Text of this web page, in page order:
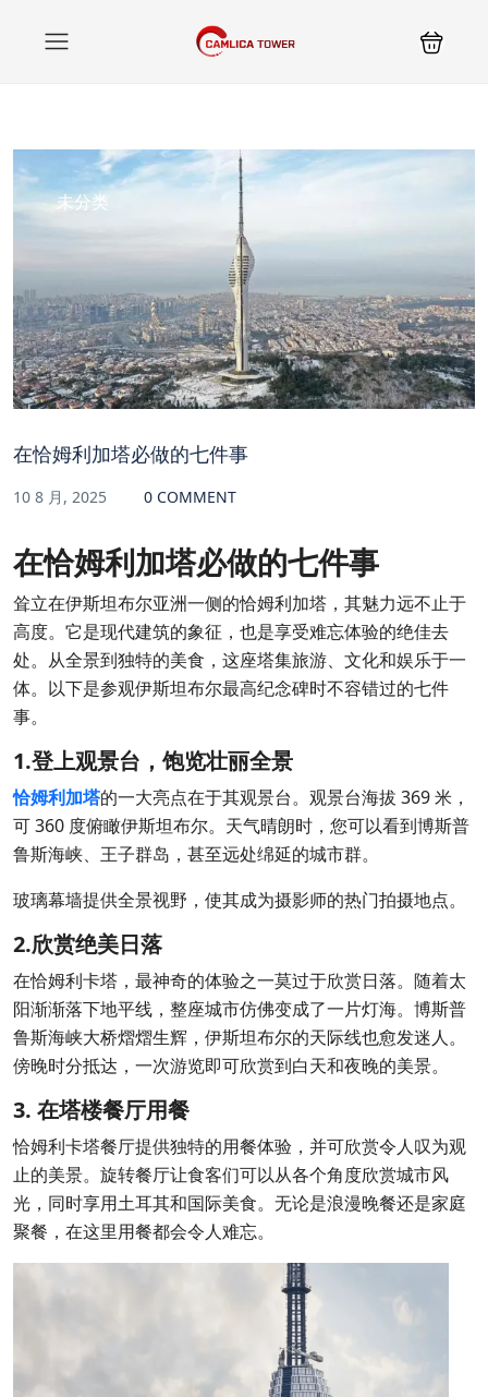
未分类
在恰姆利加塔必做的七件事
10 8 月, 2025 0 COMMENT
在恰姆利加塔必做的七件事
耸立在伊斯坦布尔亚洲一侧的恰姆利加塔，其魅力远不止于
高度。它是现代建筑的象征，也是享受难忘体验的绝佳去
处。从全景到独特的美食，这座塔集旅游、文化和娱乐于一
体。以下是参观伊斯坦布尔最高纪念碑时不容错过的七件
事。
1.登上观景台，饱览壮丽全景
恰姆利加塔的一大亮点在于其观景台。观景台海拔 369 米，
可 360 度俯瞰伊斯坦布尔。天气晴朗时，您可以看到博斯普
鲁斯海峡、王子群岛，甚至远处绵延的城市群。
玻璃幕墙提供全景视野，使其成为摄影师的热门拍摄地点。
2.欣赏绝美日落
在恰姆利卡塔，最神奇的体验之一莫过于欣赏日落。随着太
阳渐渐落下地平线，整座城市仿佛变成了一片灯海。博斯普
鲁斯海峡大桥熠熠生辉，伊斯坦布尔的天际线也愈发迷人。
傍晚时分抵达，一次游览即可欣赏到白天和夜晚的美景。
3. 在塔楼餐厅用餐
恰姆利卡塔餐厅提供独特的用餐体验，并可欣赏令人叹为观
止的美景。旋转餐厅让食客们可以从各个角度欣赏城市风
光，同时享用土耳其和国际美食。无论是浪漫晚餐还是家庭
聚餐，在这里用餐都会令人难忘。